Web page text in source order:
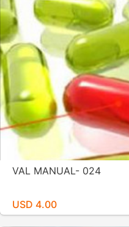
VAL MANUAL- 024
USD 4.00